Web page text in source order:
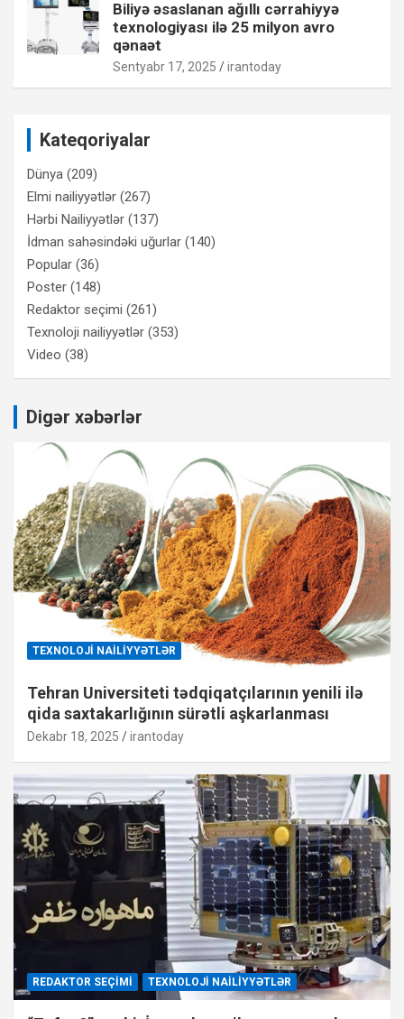
Biliyə əsaslanan ağıllı cərrahiyyə
texnologiyası ilə 25 milyon avro
qənaət
Sentyabr 17, 2025 irantoday
Kateqoriyalar
Dünya (209)
Elmi nailiyyətlər (267)
Hərbi Nailiyyətlər (137)
İdman sahəsindəki uğurlar (140)
Popular (36)
Poster (148)
Redaktor seçimi (261)
Texnoloji nailiyyətlər (353)
Video (38)
Digər xəbərlər
TEXNOLOJI NAILIYYƏTLƏR
Tehran Universiteti tədqiqatçılarının yenili ilə
qida saxtakarlığının sürətli aşkarlanması
Dekabr 18, 2025 irantoday
REDAKTOR SEÇIMI TEXNOLOJI NAILIYYƏTLƏR